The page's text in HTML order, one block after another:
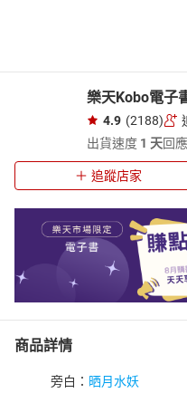
樂天Kobo電子
4.9 (2188)
出貨速度 1 天回
追蹤店家
商品詳情
旁白： 晒月水妖